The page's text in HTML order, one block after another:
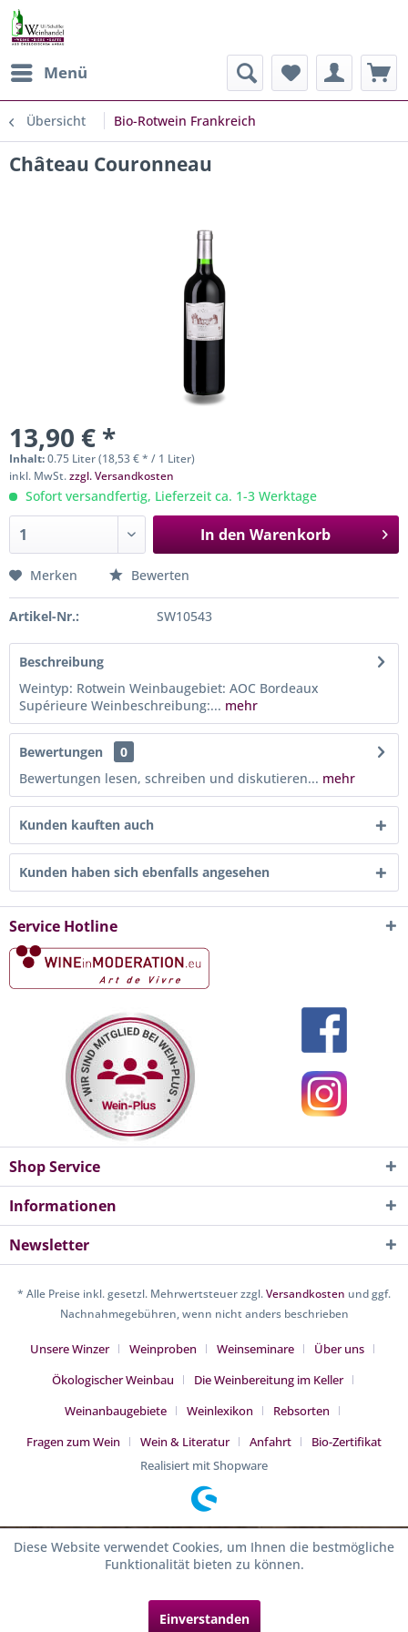
Menü
Übersicht Bio-Rotwein Frankreich
Château Couronneau
13,90 € *
Inhalt:0.75 Liter (18,53 € * / 1 Liter)
inkl. MwSt.zzgl. Versandkosten
Sofort versandfertig, Lieferzeit ca. 1-3 Werktage
In den Warenkorb
Merken Bewerten
Artikel-Nr.: SW10543
Beschreibung
Weintyp: Rotwein Weinbaugebiet: AOC Bordeaux
Supérieure Weinbeschreibung:... mehr
Bewertungen
0
Bewertungen lesen, schreiben und diskutieren... mehr
Kunden kauften auch
Kunden haben sich ebenfalls angesehen
Service Hotline
Shop Service
Informationen
Newsletter
* Alle Preise inkl. gesetzl. Mehrwertsteuer zzgl.Versandkosten und ggf.
Nachnahmegebühren, wenn nicht anders beschrieben
Unsere Winzer Weinproben Weinseminare
Über uns
Ökologischer Weinbau
Die Weinbereitung im Keller
Weinanbaugebiete
Weinlexikon
Rebsorten
Fragen zum Wein
Wein & Literatur Anfahrt
Bio-Zertifikat
Realisiert mit Shopware
Diese Website verwendet Cookies, um Ihnen die bestmögliche
Funktionalität bieten zu können.
Einverstanden